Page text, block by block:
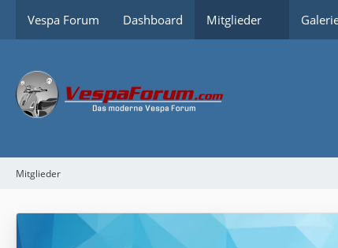
Vespa Forum Dashboard Mitglieder
Mitglieder